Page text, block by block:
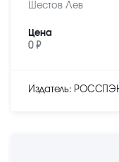
Шестов Лев
Цена
0 ₽
Издатель: